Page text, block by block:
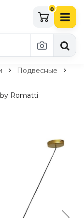
0
Подвесные
Romatti